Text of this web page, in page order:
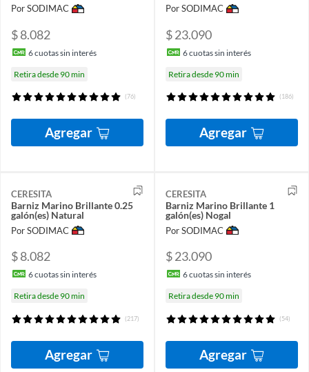
Por SODIMAC
$ 8.082
6cuotas sin interés
Retira desde 90 min
(76)
Agregar
Por SODIMAC
$ 23.090
6cuotas sin interés
Retira desde 90 min
(186)
Agregar
CERESITA
Barniz Marino Brillante 0.25
galón(es) Natural
Por SODIMAC
$ 8.082
6cuotas sin interés
Retira desde 90 min
(217)
Agregar
CERESITA
Barniz Marino Brillante 1
galón(es) Nogal
Por SODIMAC
$ 23.090
6cuotas sin interés
Retira desde 90 min
(54)
Agregar